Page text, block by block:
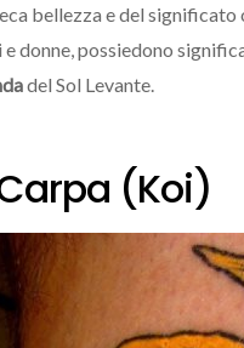
bellezza e del significato
e donne, possiedono
del Sol Levante.
(Koi)